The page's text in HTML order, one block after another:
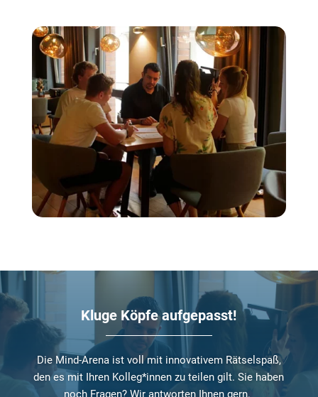
Kluge Köpfe aufgepasst!
Die Mind-Arena ist voll mit innovativem Rätselspaß,
den es mit Ihren Kolleg*innen zu teilen gilt. Sie haben
noch Fragen? Wir antworten Ihnen gern.